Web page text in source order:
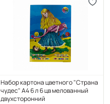
Набор картона цветного "Страна
чудес" А4 6 л 6 цв мелованный
двухсторонний